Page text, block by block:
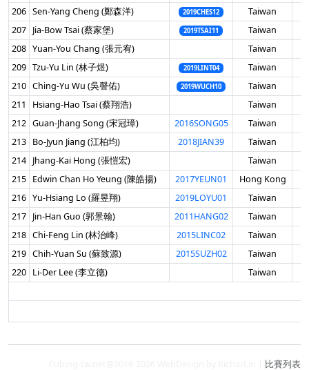
206 Sen-Yang Cheng (鄭森洋) 2019CHES12 Taiwan
207 Jia-Bow Tsai (蔡家堡) 2019TSAI11 Taiwan
208 Yuan-You Chang (張元宥) Taiwan
209 Tzu-Yu Lin (林子煜) 2019LINT04 Taiwan
210 Ching-Yu Wu (吳謦佑) 2019WUCH10 Taiwan
211
Hsiang-Hao Tsai (蔡翔浩) Taiwan
212 Guan-Jhang Song (宋冠璋) 2016SONG05 Taiwan
213 Bo-Jyun Jiang (江柏均) 2018JIAN39 Taiwan
214 Jhang-Kai Hong (張愷宏) Taiwan
215 Edwin Chan Ho Yeung (陳皓揚) 2017YEUN01 Hong Kong
216 Yu-Hsiang Lo (羅昱翔) 2019LOYU01 Taiwan
217 Jin-Han Guo (郭景翰) 2011HANG02 Taiwan
218 Chi-Feng Lin (林治峰) 2015LINC02 Taiwan
219 Chih-Yuan Su (蘇致源) 2015SUZH02 Taiwan
220 Li-Der Lee (李立德) Taiwan
比賽列表